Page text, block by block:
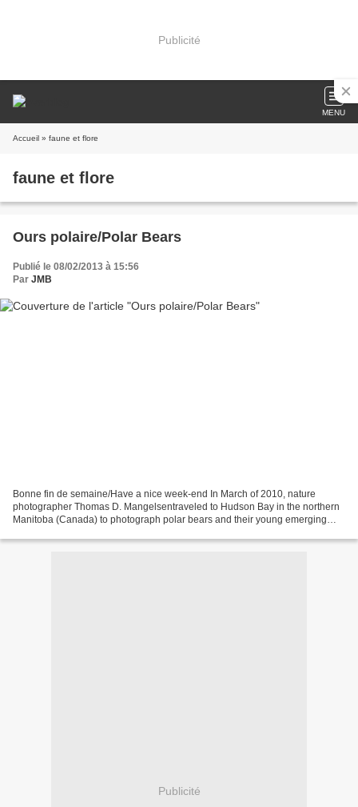
Publicité
MENU
Accueil » faune et flore
faune et flore
Ours polaire/Polar Bears
Publié le 08/02/2013 à 15:56
Par JMB
Bonne fin de semaine/Have a nice week-end In March of 2010, nature
photographer Thomas D. Mangelsentraveled to Hudson Bay in the northern
Manitoba (Canada) to photograph polar bears and their young emerging
Publicité